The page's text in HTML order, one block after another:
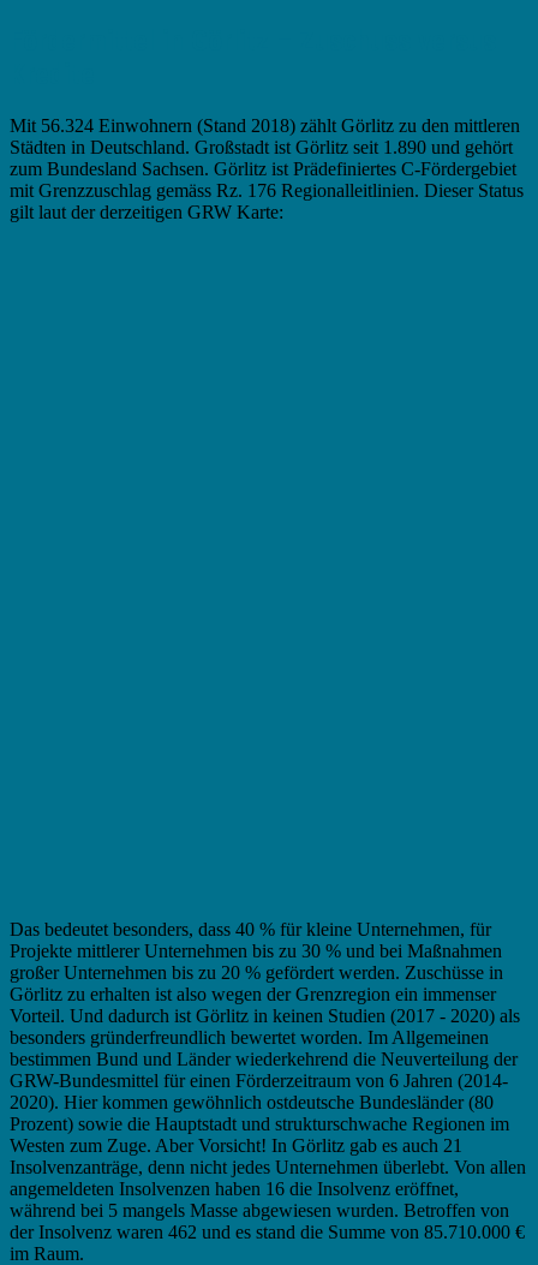
Mit 56.324 Einwohnern (Stand 2018) zählt Görlitz zu den mittleren
Städten in Deutschland. Großstadt ist Görlitz seit 1.890 und gehört
zum Bundesland Sachsen. Görlitz ist Prädefiniertes C-Fördergebiet
mit Grenzzuschlag gemäss Rz. 176 Regionalleitlinien. Dieser Status
gilt laut der derzeitigen GRW Karte:
Das bedeutet besonders, dass 40 % für kleine Unternehmen, für
Projekte mittlerer Unternehmen bis zu 30 % und bei Maßnahmen
großer Unternehmen bis zu 20 % gefördert werden. Zuschüsse in
Görlitz zu erhalten ist also wegen der Grenzregion ein immenser
Vorteil. Und dadurch ist Görlitz in keinen Studien (2017 - 2020) als
besonders gründerfreundlich bewertet worden. Im Allgemeinen
bestimmen Bund und Länder wiederkehrend die Neuverteilung der
GRW-Bundesmittel für einen Förderzeitraum von 6 Jahren (2014-
2020). Hier kommen gewöhnlich ostdeutsche Bundesländer (80
Prozent) sowie die Hauptstadt und strukturschwache Regionen im
Westen zum Zuge. Aber Vorsicht! In Görlitz gab es auch 21
Insolvenzanträge, denn nicht jedes Unternehmen überlebt. Von allen
angemeldeten Insolvenzen haben 16 die Insolvenz eröffnet,
während bei 5 mangels Masse abgewiesen wurden. Betroffen von
der Insolvenz waren 462 und es stand die Summe von 85.710.000 €
im Raum.